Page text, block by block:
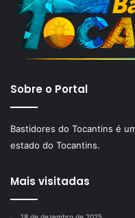
Sobre o Portal
Bastidores do Tocantins é
estado do Tocantins.
Mais visitadas